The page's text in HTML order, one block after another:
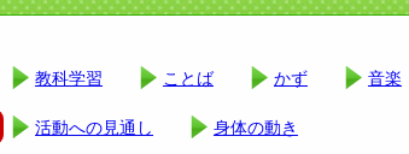
教科学習 ことば かず 音楽
活動への見通し 身体の動き